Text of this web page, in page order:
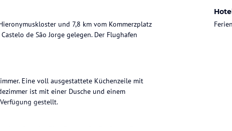
und 7,8 km vom Kommerzplatz
de São Jorge gelegen. Der Flughafen
Eine voll ausgestattete Küchenzeile mit
ist mit einer Dusche und einem
gestellt.